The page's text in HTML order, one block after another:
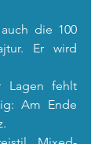
die 100
Er wird
Lagen fehlt
Am Ende